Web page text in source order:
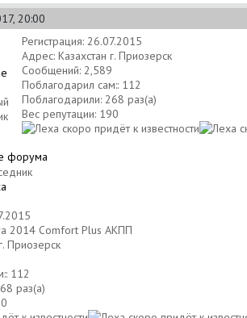
20:00
Регистрация: 26.07.2015
Адрес: Казахстан г. Приозерск
Сообщений: 2,589
Поблагодарил сам:: 112
Поблагодарили: 268 раз(а)
Вес репутации: 190
2014 Comfort Plus АКПП
Приозерск
112
раз(а)